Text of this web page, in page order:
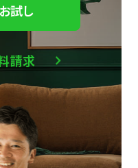
試し
請求